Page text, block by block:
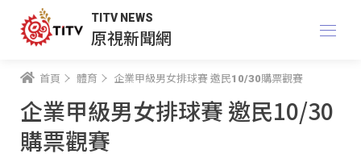
TITV NEWS
原視新聞網
首頁 體育 企業甲級男女排球賽 邀民10/30購票觀賽
企業甲級男女排球賽 邀民10/30
購票觀賽